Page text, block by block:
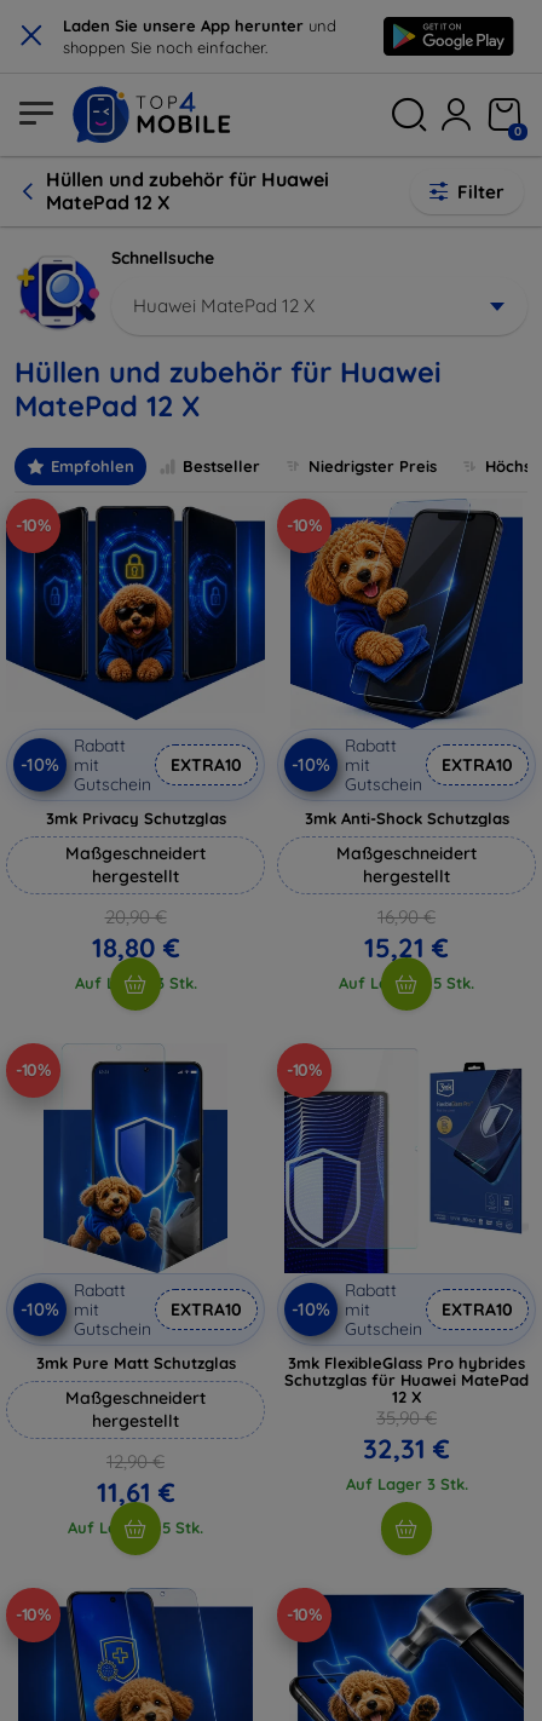
× Laden Sie unsere App herunter und
shoppen Sie noch einfacher.
0
Hüllen und zubehör für Huawei
MatePad 12 X
Filter
Schnellsuche
Huawei MatePad 12 X
Hüllen und zubehör für Huawei
MatePad 12 X
Empfohlen Bestseller Niedrigster Preis
-10%
-10%
Rabatt
mit
Gutschein
EXTRA10
3mk Privacy Schutzglas
Maßgeschneidert
hergestellt
20,90 €
18,80 €
Auf Lager 3 Stk.
-10%
-10%
Rabatt
mit
Gutschein
EXTRA10
3mk Anti-Shock Schutzglas
Maßgeschneidert
hergestellt
16,90 €
15,21 €
Auf Lager > 5 Stk.
-10%
-10%
Rabatt
mit
Gutschein
EXTRA10
3mk Pure Matt Schutzglas
Maßgeschneidert
hergestellt
12,90 €
11,61 €
Auf Lager > 5 Stk.
-10%
-10%
Rabatt
mit
Gutschein
EXTRA10
3mk FlexibleGlass Pro hybrides
Schutzglas für Huawei MatePad
12 X
35,90 €
32,31 €
Auf Lager 3 Stk.
-10% -10%